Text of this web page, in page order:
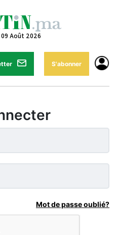
09 Août 2026
S'abonner
Mot de passe oublié?